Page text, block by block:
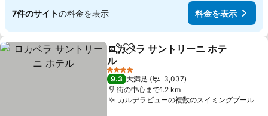
7件のサイトの料金を表示 料金を表示
シェアお気に入りに追加
ロカベラ サントリーニ ホテ
ル
4 ホテルのランク
9.3 大満足
3,037
街の中心まで1.2 km
カルデラビューの複数のスイミングプール